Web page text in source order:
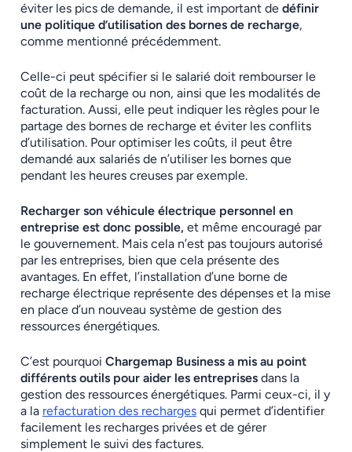
éviter les pics de demande, il est important de définir
une politique d’utilisation des bornes de recharge,
comme mentionné précédemment.
Celle-ci peut spécifier si le salarié doit rembourser le
coût de la recharge ou non, ainsi que les modalités de
facturation. Aussi, elle peut indiquer les règles pour le
partage des bornes de recharge et éviter les conflits
d’utilisation. Pour optimiser les coûts, il peut être
demandé aux salariés de n’utiliser les bornes que
pendant les heures creuses par exemple.
Recharger son véhicule électrique personnel en
entreprise est donc possible, et même encouragé par
le gouvernement. Mais cela n’est pas toujours autorisé
par les entreprises, bien que cela présente des
avantages. En effet, l’installation d’une borne de
recharge électrique représente des dépenses et la mise
en place d’un nouveau système de gestion des
ressources énergétiques.
C’est pourquoi Chargemap Business a mis au point
différents outils pour aider les entreprises dans la
gestion des ressources énergétiques. Parmi ceux-ci, il y
a la refacturation des recharges qui permet d’identifier
facilement les recharges privées et de gérer
simplement le suivi des factures.